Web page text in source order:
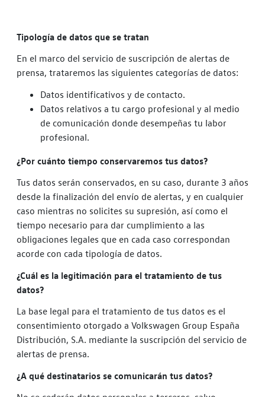
Tipología de datos que se tratan
En el marco del servicio de suscripción de alertas de
prensa, trataremos las siguientes categorías de datos:
Datos identificativos y de contacto.
Datos relativos a tu cargo profesional y al medio
de comunicación donde desempeñas tu labor
profesional.
¿Por cuánto tiempo conservaremos tus datos?
Tus datos serán conservados, en su caso, durante 3 años
desde la finalización del envío de alertas, y en cualquier
caso mientras no solicites su supresión, así como el
tiempo necesario para dar cumplimiento a las
obligaciones legales que en cada caso correspondan
acorde con cada tipología de datos.
¿Cuál es la legitimación para el tratamiento de tus
datos?
La base legal para el tratamiento de tus datos es el
consentimiento otorgado a Volkswagen Group España
Distribución, S.A. mediante la suscripción del servicio de
alertas de prensa.
¿A qué destinatarios se comunicarán tus datos?